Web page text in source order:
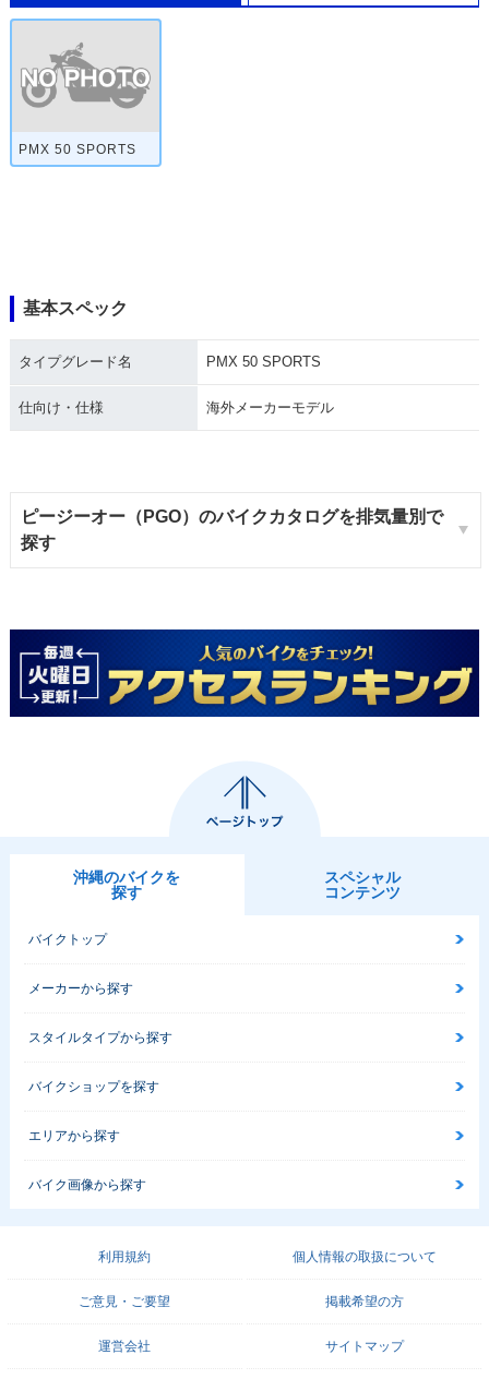
PMX 50 SPORTS
基本スペック
タイプグレード名 PMX 50 SPORTS
仕向け・仕様 海外メーカーモデル
ピージーオー（PGO）のバイクカタログを排気量別で
探す
沖縄のバイクを
探す
スペシャル
コンテンツ
バイクトップ
メーカーから探す
スタイルタイプから探す
バイクショップを探す
エリアから探す
バイク画像から探す
利用規約 個人情報の取扱について
ご意見・ご要望 掲載希望の方
運営会社 サイトマップ